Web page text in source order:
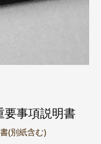
要事項説明書
(別紙含む)